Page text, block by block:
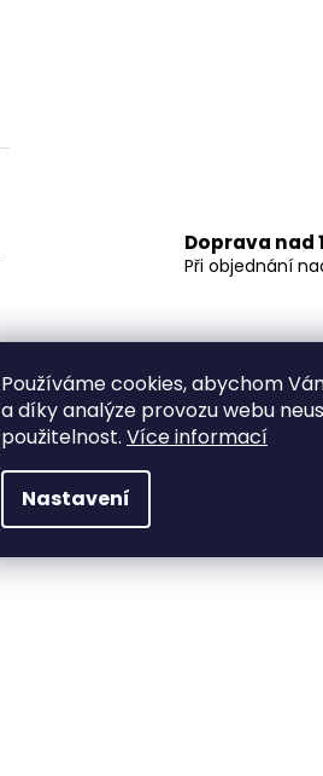
Používáme cookies, abychom
a díky analýze provozu webu
použitelnost. Více informací
Nastavení
Doprava nad
Při objednání
Popis Diskuze
Toto víno zaujme svými
krémový s jemnou
mořskému jazyku nebo